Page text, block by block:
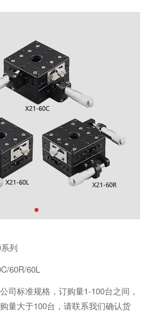
列
60R/60L
司标准规格，订购量1-100台之间，
量大于100台，请联系我们确认货